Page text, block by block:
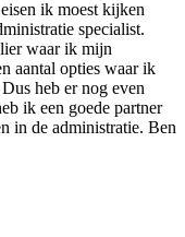
ik moest kijken
specialist.
waar ik mijn
aantal opties waar ik
heb er nog even
ik een goede partner
in de administratie. Ben